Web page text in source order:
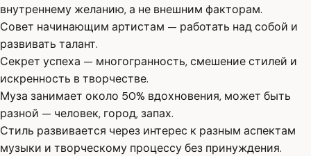
внутреннему желанию, а не внешним факторам.
Совет начинающим артистам — работать над собой и
развивать талант.
Секрет успеха — многогранность, смешение стилей и
искренность в творчестве.
Муза занимает около 50% вдохновения, может быть
разной — человек, город, запах.
Стиль развивается через интерес к разным аспектам
музыки и творческому процессу без принуждения.